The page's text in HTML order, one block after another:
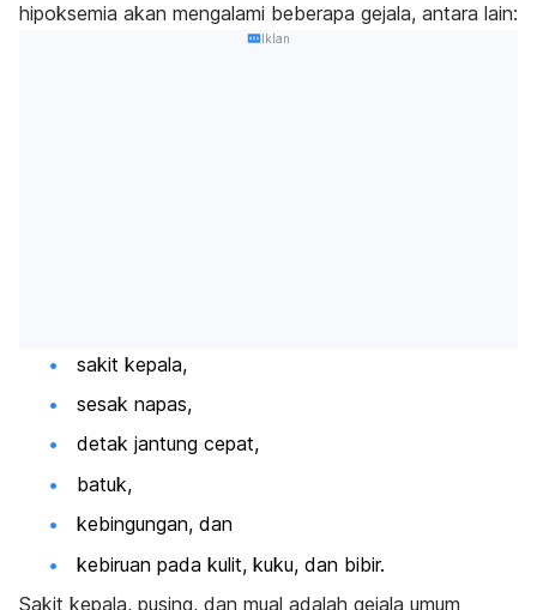
hipoksemia akan mengalami beberapa gejala, antara lain:
Iklan
sakit kepala,
sesak napas,
detak jantung cepat,
batuk,
kebingungan, dan
kebiruan pada kulit, kuku, dan bibir.
Sakit kepala, pusing, dan mual adalah gejala umum